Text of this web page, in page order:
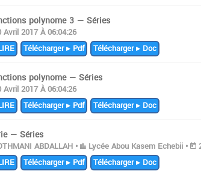
polynome 3 — Séries
Avril 2017 À 06:04:26
Télécharger ▸ Pdf Télécharger ▸ Doc
polynome — Séries
Avril 2017 À 06:04:26
Télécharger ▸ Pdf Télécharger ▸ Doc
— Séries
ABDALLAH • Lycée Abou Kasem Echebii •
Télécharger ▸ Pdf Télécharger ▸ Doc